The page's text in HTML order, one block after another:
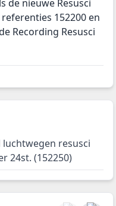
de nieuwe Resusci
152200 en
Recording Resusci
luchtwegen resusci
24st. (152250)